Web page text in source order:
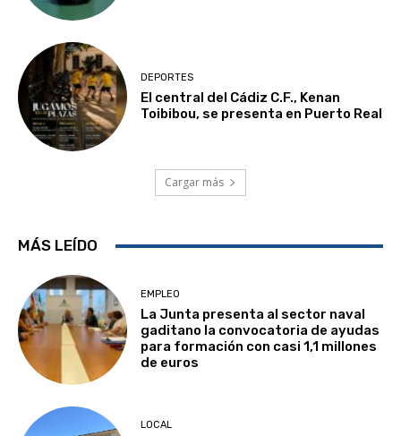
DEPORTES
El central del Cádiz C.F., Kenan
Toibibou, se presenta en Puerto Real
Cargar más
MÁS LEÍDO
EMPLEO
La Junta presenta al sector naval
gaditano la convocatoria de ayudas
para formación con casi 1,1 millones
de euros
LOCAL